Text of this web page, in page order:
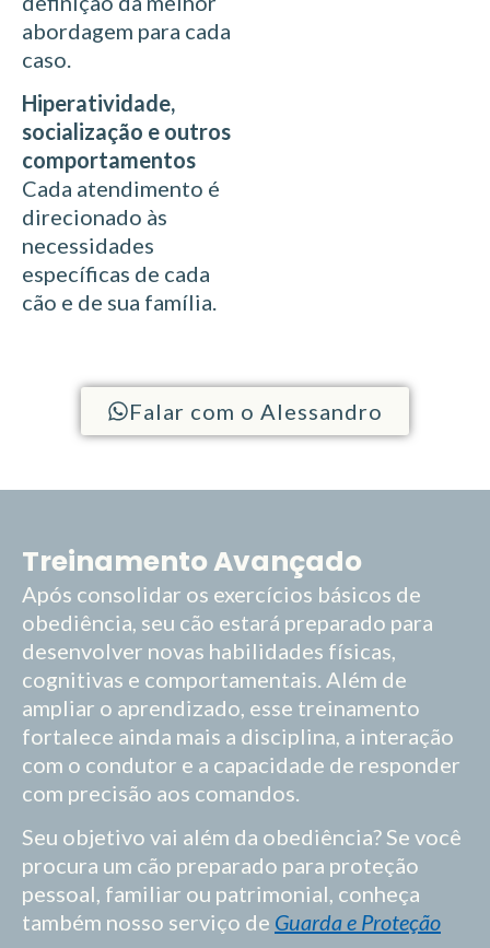
abordagem para cada
caso.
Hiperatividade,
socialização e outros
comportamentos
Cada atendimento é
direcionado às
necessidades
específicas de cada
cão e de sua família.
Falar com o Alessandro
Treinamento Avançado
Após consolidar os exercícios básicos de
obediência, seu cão estará preparado para
desenvolver novas habilidades físicas,
cognitivas e comportamentais. Além de
ampliar o aprendizado, esse treinamento
fortalece ainda mais a disciplina, a interação
com o condutor e a capacidade de responder
com precisão aos comandos.
Seu objetivo vai além da obediência? Se você
procura um cão preparado para proteção
pessoal, familiar ou patrimonial, conheça
também nosso serviço de Guarda e Proteção